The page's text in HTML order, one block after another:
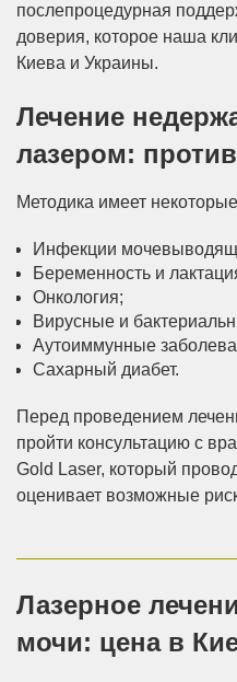
послепроцедурная
доверия, которое наша
Киева и Украины.
Лечение
лазером:
Методика имеет
Инфекции
Беременность и
Онкология;
Вирусные и
Аутоиммунные
Сахарный диабет.
Перед проведением
пройти консультацию с
Gold Laser, который
оценивает возможные
Лазерное
мочи: цена в